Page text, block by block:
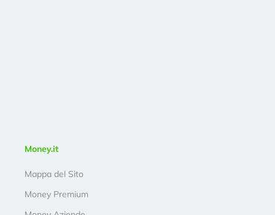
Money.it
Mappa del Sito
Money Premium